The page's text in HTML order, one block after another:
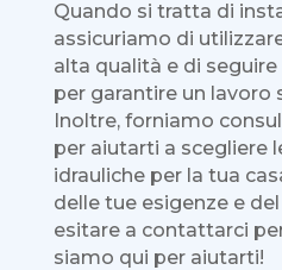
Quando si tratta di
assicuriamo di
alta qualità e di
per garantire un lavoro
Inoltre, forniamo
per aiutarti a scegliere
idrauliche per la tua
delle tue esigenze e
esitare a contattarci
siamo qui per aiutarti!